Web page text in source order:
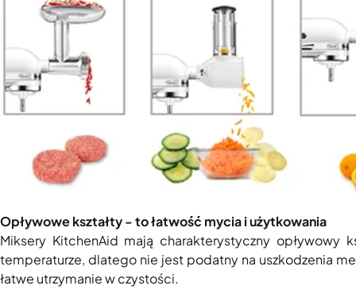
Opływowe kształty - to łatwość mycia i użytkowania
Miksery KitchenAid mają charakterystyczny
temperaturze, dlatego nie jest podatny na uszkodzenia
łatwe utrzymanie w czystości.